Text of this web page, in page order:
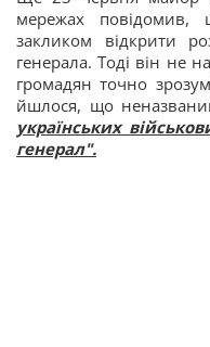
мережах повідомив,
закликом відкрити
генерала. Тоді він не
громадян точно
йшлося, що
українських
генерал".